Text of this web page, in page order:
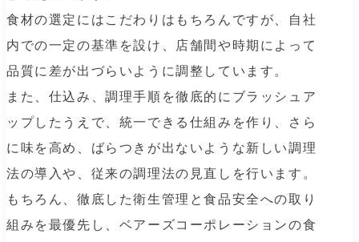
食材の選定にはこだわりはもちろんですが、自社
内での一定の基準を設け、店舗間や時期によって
品質に差が出づらいように調整しています。
また、仕込み、調理手順を徹底的にブラッシュア
ップしたうえで、統一できる仕組みを作り、さら
に味を高め、ばらつきが出ないような新しい調理
法の導入や、従来の調理法の見直しを行います。
もちろん、徹底した衛生管理と食品安全への取り
組みを最優先し、ベアーズコーポレーションの食